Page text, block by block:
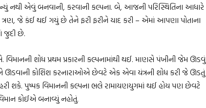
નથી એવું બનવાની, કરવાની કલ્પના. બે, આજની પરિસ્થિતિના આધારે
જે કંઈ થઈ ગયું છે તેને ફરી ફરીને યાદ કરી – એમાં આપણા પોતાના
જુદી છે.
શોધ પ્રથમ પ્રકારની કલ્પનામાંથી થઈ. માણસે પંખીની જેમ ઊડવું
ઊડવાની કોશિશ કરનારાઓએ છેવટે એક એવા યંત્રની શોધ કરી જે ઊડતું
શકે. પુષ્પક વિમાનની કલ્પના ભલે રામાયણયુગમાં થઈ હોય પણ છેવટે
કોઈએ બનાવ્યું નહોતું.